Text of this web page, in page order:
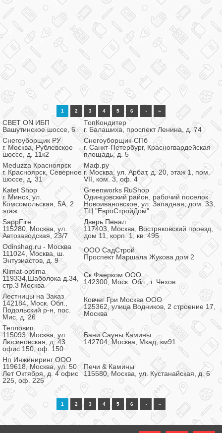
1 2 3 4 5 6 › »
СВЕТ ON ИБП
Вашутинское шоссе, 6
ТопКондитер
г. Балашиха, проспект Ленина, д. 74
Снегоуборщик РУ
г. Москва, Рублевское
шоссе, д. 11к2
Снегоуборщик-СПб
г. Санкт-Петербург, Красногвардейская
площадь, д. 5
Meduzza Красноярск
г. Красноярск, Северное
шоссе, д. 31
Маф.ру
г. Москва, ул. Арбат, д. 20, этаж 1, пом.
VII, ком. 3, оф. 4
Katet Shop
г. Минск, ул.
Комсомольская, 5А, 2
этаж
Greenworks RuShop
Одинцовский район, рабочий поселок
Новоивановское, ул. Западная, дом. 33,
ТЦ "ЕвроСтройДом"
SappFire
115280, Москва, ул.
Автозаводская, 23/7
Дверь Пенал
117403, Москва, Востряковский проезд,
дом 11, корп. 1, кв. 495
Odinshag.ru - Москва
111024, Москва, ш.
Энтузиастов, д. 9
ООО СадСтрой
Проспект Маршала Жукова дом 2
Klimat-optima
119334,Шаболока д.34,
стр.3 Москва
Ск Фаерком ООО
142300, Моск. Обл., г. Чехов
Лестницы на Заказ
142184, Моск. Обл.,
Подольский р-н, пос.
Мис, д. 26
Ковчег Гри Москва ООО
125362, улица Водников, 2 строение 17,
Москва
Тепловип
115093, Москва, ул.
Люсиновская, д. 43
офис 150, оф. 150
Бани Сауны Камины
142704, Москва, Мкад, км91
Нп Инжиниринг ООО
119618, Москва, ул. 50
Лет Октября, д. 4 офис
225, оф. 225
Печи & Камины
115580, Москва, ул. Кустанайская, д. 6
1 2 3 4 5 6 › »